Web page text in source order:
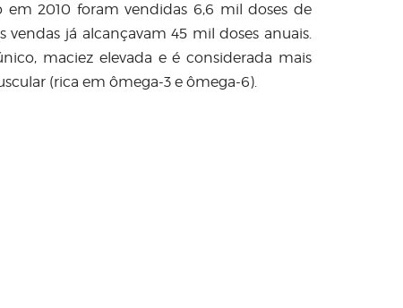
2010 foram vendidas 6,6 mil doses de
já alcançavam 45 mil doses anuais.
maciez elevada e é considerada mais
(rica em ômega-3 e ômega-6).